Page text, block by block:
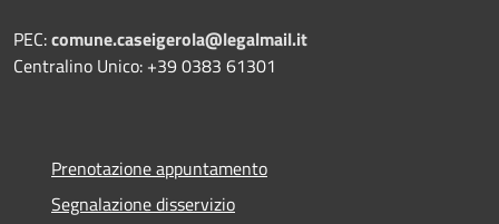
PEC:comune.caseigerola@legalmail.it
Centralino Unico: +39 0383 61301
Prenotazione appuntamento
Segnalazione disservizio